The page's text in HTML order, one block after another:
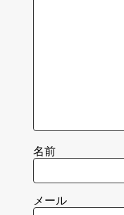
名前
メール